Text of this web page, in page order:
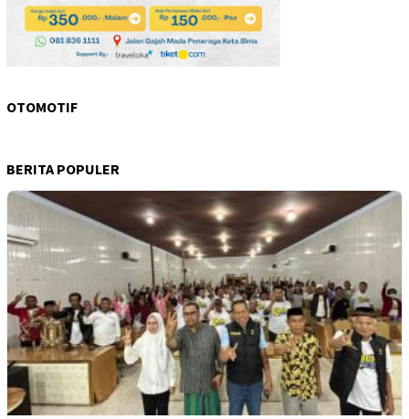
OTOMOTIF
BERITA POPULER